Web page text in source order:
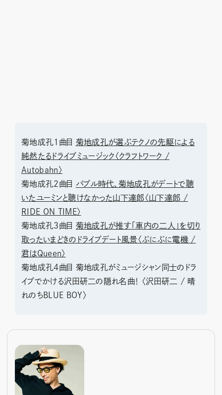
菊地成孔1曲目 菊地成孔が選ぶテクノの先駆による
純然たるドライブミュージック〈クラフトワーク /
Autobahn〉
菊地成孔2曲目 バブル時代、菊地成孔がデートで聴
いたユーミンと聴けなかった山下達郎〈山下達郎 /
RIDE ON TIME〉
菊地成孔3曲目 菊地成孔が推す「車内の二人」を切り
取ったいまどきのドライブデート風景〈ぷにぷに電機 /
君はQueen〉
菊地成孔4曲目 菊地成孔がミュージシャン同士のドラ
イブでかける沢田研二の隠れ名曲！ 〈沢田研二 / 晴
れのちBLUE BOY〉